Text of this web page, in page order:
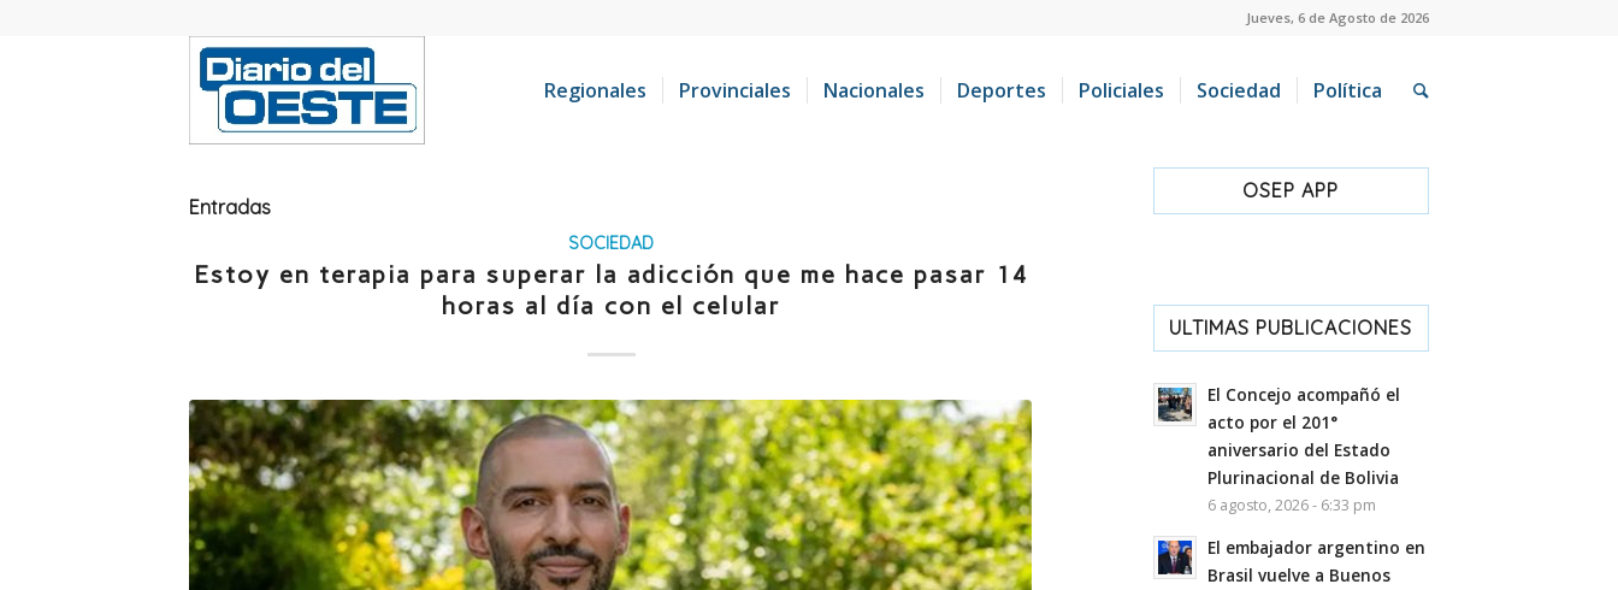
Jueves, 6 de Agosto de 2026
Regionales Provinciales Nacionales Deportes Policiales Sociedad Política
Entradas
SOCIEDAD
Estoy en terapia para superar la adicción que me hace pasar 14
horas al día con el celular
OSEP APP
ULTIMAS PUBLICACIONES
El Concejo acompañó el
acto por el 201°
aniversario del Estado
Plurinacional de Bolivia
6 agosto, 2026 - 6:33 pm
El embajador argentino en
Brasil vuelve a Buenos